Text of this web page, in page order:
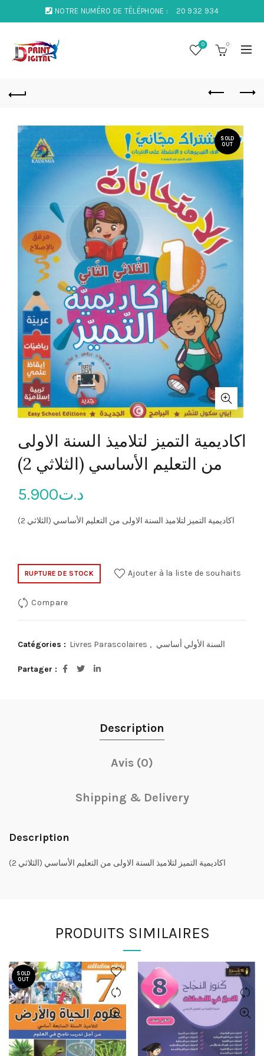
NOTRE NUMÉRO DE TÉLÉPHONE : 20 932 934
0 0
SOLD
OUT
اكاديمية التميز لتلاميذ السنة الاولى
من التعليم الأساسي (الثلاثي 2)
د.ت5.900
اكاديمية التميز لتلاميذ السنة الاولى من التعليم الأساسي (الثلاثي 2)
RUPTURE DE STOCK Ajouter à la liste de souhaits
Compare
Catégories : Livres Parascolaires , السنة الأولي أساسي
Partager
Description
Avis (0)
Shipping & Delivery
Description
اكاديمية التميز لتلاميذ السنة الاولى من التعليم الأساسي (الثلاثي 2)
PRODUITS SIMILAIRES
SOLD
OUT